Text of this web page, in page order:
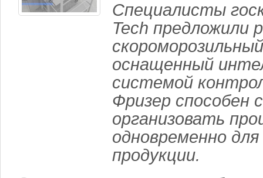
Специалисты
Tech предложили
оснащенный
системой
Фризер способен
организовать
одновременно
продукции.